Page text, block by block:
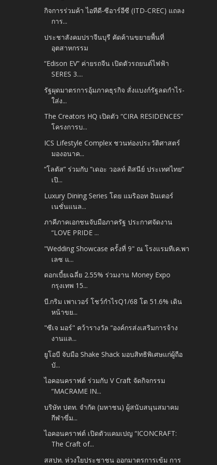
กิจการร่วมค้า ไอทีดี-ซีอาร์อีซี (ITD-CREC) แถลง
การ...
ประชาสังคมปราจีนบุรี คัดค้านขยายพื้นที่
อุตสาหกรรม
“Edison EV” ค่ายรถจีน เปิดตัวรถยนต์ไฟฟ้า
SERES 3.​...
รัฐผุดมาตรการอุ้มภาคธุรกิจ สั่งแบงก์รัฐลดกำไร-
ใส่ง...
The Creators HQ เปิดตัว “CIRA RESIDENCES”
โครงการบ...
ICS Lifestyle Complex ชวนท่องประวัติศาสตร์
มองอนาค...
“โลตัส” ร่วมกับ “เดอะ วอลท์ ดิสนีย์ ประเทศไทย”
เปิ...
Luxury Dining Series โดย แมริออท อินเตอร์
เนชั่นแนล...
ภาคีภาคเอกชนจับมือภาครัฐ ประกาศจัดงาน
“LOVE PRIDE ...
"Wedding Showcase ครั้งที่ 9" ณ โรงแรมทีเค.พา
เลซ แ...
ดอกเบี้ยเฉลี่ย 2.55% ร่วมงาน Money Expo
กรุงเทพ 15...
บี.กริม เพาเวอร์ โชว์กำไรQ1/68 โต 51.6% เดิน
หน้าขย...
"ซีเจ มอร์" คว้ารางวัล “องค์กรส่งเสริมการจ้าง
งานแล...
ยูโอบี จับมือ Shake Shack มอบสิทธิพิเศษแก่ผู้ถือ
บั...
ไอคอนคราฟต์ ร่วมกับ V Craft จัดกิจกรรม
“MACRAME IN...
บริษัท ปตท. จำกัด (มหาชน) ผู้สนับสนุนสมาคม
กีฬาขี่ม...
ไอคอนคราฟต์ เปิดตัวแคมเปญ “ICONCRAFT:
The Craft of...
สสปท. ห่วงใยประชาชน ออกมาตรการเข้ม การ